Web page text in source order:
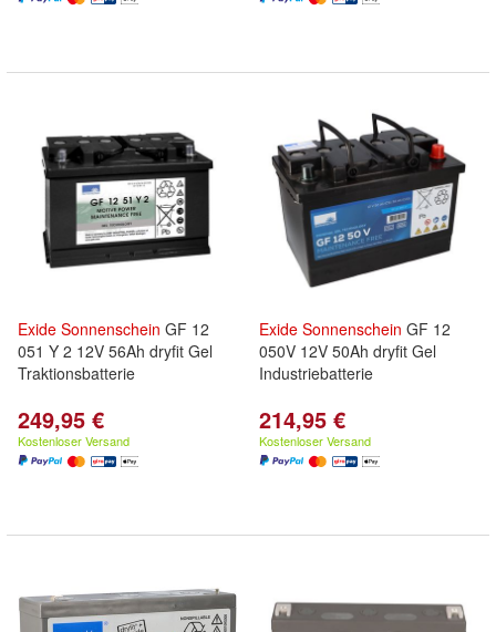
Exide Sonnenschein GF 12
051 Y 2 12V 56Ah dryfit Gel
Traktionsbatterie
249,95 €
Kostenloser Versand
Exide Sonnenschein GF 12
050V 12V 50Ah dryfit Gel
Industriebatterie
214,95 €
Kostenloser Versand